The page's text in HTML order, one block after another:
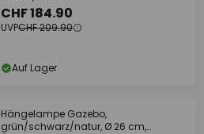
CHF 184.90
UVPCHF 209.90
Auf Lager
Hängelampe Gazebo,
grün/schwarz/natur, Ø 26 cm,